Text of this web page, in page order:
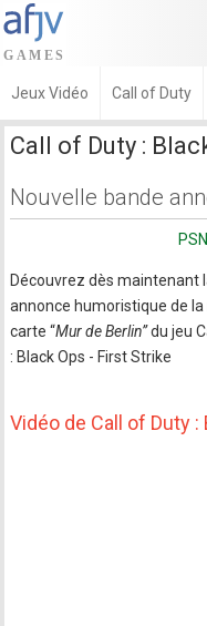
Jeux Vidéo Call of Duty
Call of Duty :
Nouvelle bande
Découvrez dès maintenant
annonce humoristique de la
carte “Mur de Berlin”du jeu
: Black Ops - First Strike
Vidéo de Call of Duty